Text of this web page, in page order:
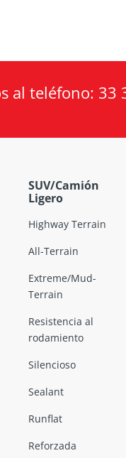
al teléfono: 33
SUV/Camión
Ligero
Highway Terrain
All-Terrain
Extreme/Mud-
Terrain
Resistencia al
rodamiento
Silencioso
Sealant
Runflat
Reforzada